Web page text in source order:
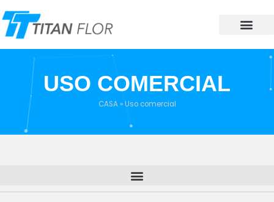
USO COMERCIAL
CASA»Uso comercial